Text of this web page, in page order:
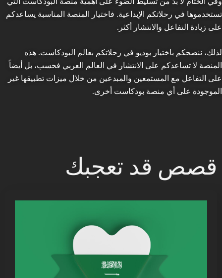
تستخدموها في رحلاتكم الإبداعية. فاختيار المنصة المناسبة يساعدكم
على زيادة التفاعل والانتشار أكثر.
لذلك، ننصحكم باختيار بوديو في رحلاتكم بعالم البودكاست. هذه
المنصة لا تساعدكم على الانتشار في العالم العربي فحسب، بل أيضاً
على التفاعل مع المستمعين والمبدعين من خلال ميزات تطبيقها غير
الموجودة على أي منصة بودكاست أخرى.
قصص قد تعجبك